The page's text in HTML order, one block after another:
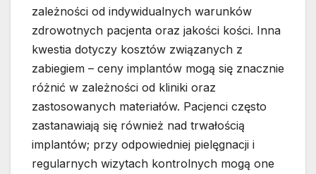
zależności od indywidualnych warunków
zdrowotnych pacjenta oraz jakości kości. Inna
kwestia dotyczy kosztów związanych z
zabiegiem – ceny implantów mogą się znacznie
różnić w zależności od kliniki oraz
zastosowanych materiałów. Pacjenci często
zastanawiają się również nad trwałością
implantów; przy odpowiedniej pielęgnacji i
regularnych wizytach kontrolnych mogą one